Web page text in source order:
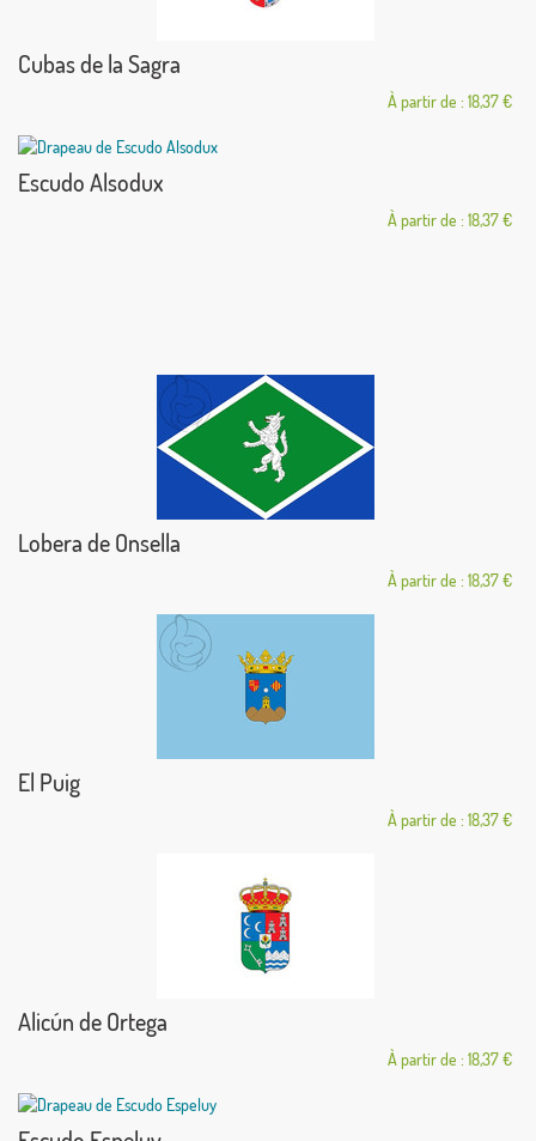
Cubas de la Sagra
À partir de : 18,37 €
Escudo Alsodux
À partir de : 18,37 €
Lobera de Onsella
À partir de : 18,37 €
El Puig
À partir de : 18,37 €
Alicún de Ortega
À partir de : 18,37 €